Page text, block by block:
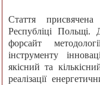
Стаття
Республіці Польщі.
форсайт
інструменту
якісний та
реалізації